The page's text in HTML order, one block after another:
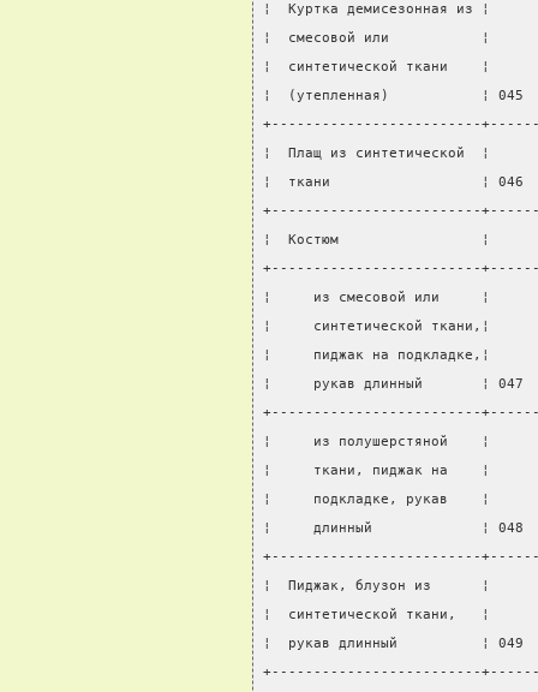
¦  Куртка демисезонная
¦  смесовой или
¦  синтетической ткани
¦  (утепленная)           ¦
+-------------------------
¦  Плащ из
¦  ткани                  ¦
+-------------------------
¦  Костюм                 ¦
+-------------------------
¦     из смесовой или
¦     синтетической
¦     пиджак на
¦     рукав длинный
+-------------------------
¦     из полушерстяной
¦     ткани, пиджак на
¦     подкладке, рукав
¦     длинный             ¦
+-------------------------
¦  Пиджак, блузон из
¦  синтетической
¦  рукав длинный
+-------------------------